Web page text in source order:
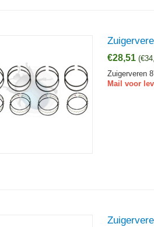
€28,51 (€
Zuigerveren
Mail voor